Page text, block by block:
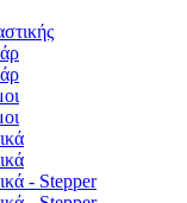
- Stepper